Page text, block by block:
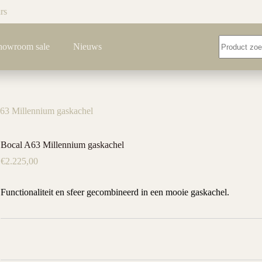
sale Nieuws
resultaten
Millennium gaskachel
Bocal A63 Millennium gaskachel
€2.225,00
Functionaliteit en sfeer gecombineerd in een mooie gaskachel.